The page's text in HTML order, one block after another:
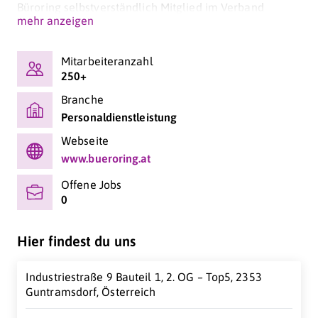
Büroring selbstverständlich Mitglied im Verband
Österreichs Personaldienstleister (ÖPD ehemals VZA)
mehr anzeigen
Mitarbeiteranzahl
250+
Branche
Personaldienstleistung
Webseite
www.bueroring.at
Offene Jobs
0
Hier findest du uns
Industriestraße 9 Bauteil 1, 2. OG – Top5, 2353
Guntramsdorf, Österreich